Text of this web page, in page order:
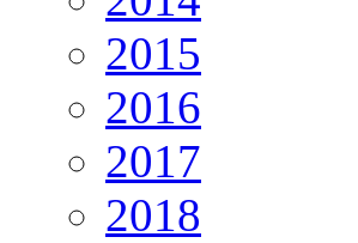
2015
2016
2017
2018